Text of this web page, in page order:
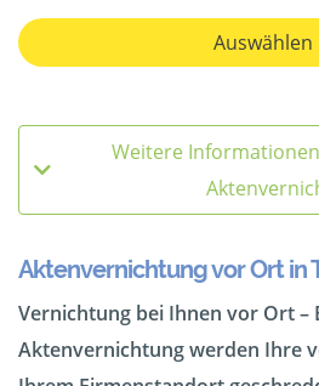
Auswählen
Weitere
Aktenvernichtung vor Ort in
Vernichtung bei Ihnen vor Ort –
Aktenvernichtung werden Ihre